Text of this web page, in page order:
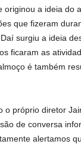
a ideia do
que fizeram
surgiu a ideia
ficaram as
é também
o próprio diretor
de conversa
alertamos